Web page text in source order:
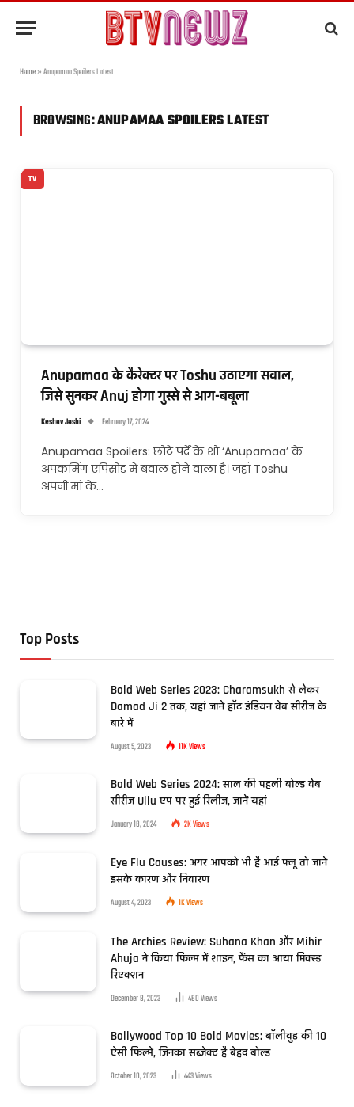
Home»Anupamaa Spoilers Latest
BROWSING:ANUPAMAA SPOILERS LATEST
TV
Anupamaa के कैरेक्टर पर Toshu उठाएगा सवाल,
जिसे सुनकर Anuj होगा गुस्से से आग-बबूला
Keshav Joshi February 17, 2024
Anupamaa Spoilers: छोटे पर्दे के शो ‘Anupamaa’ के
अपकमिंग एपिसोड में बवाल होने वाला है। जहां Toshu
अपनी मां के…
Top Posts
Bold Web Series 2023: Charamsukh से लेकर
Damad Ji 2 तक, यहां जानें हॉट इंडियन वेब सीरीज के
बारे में
August 5, 2023 11KViews
Bold Web Series 2024: साल की पहली बोल्ड वेब
सीरीज Ullu एप पर हुई रिलीज, जानें यहां
January 18, 2024 2KViews
Eye Flu Causes: अगर आपको भी है आई फ्लू तो जानें
इसके कारण और निवारण
August 4, 2023 1KViews
The Archies Review: Suhana Khan और Mihir
Ahuja ने किया फिल्म में शाइन, फैंस का आया मिक्स्ड
रिएक्शन
December 8, 2023 460Views
Bollywood Top 10 Bold Movies: बॉलीवुड की 10
ऐसी फिल्में, जिनका सब्जेक्ट है बेहद बोल्ड
October 10, 2023 443Views